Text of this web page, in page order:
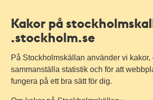
Kakor på
.stockholm.se
På Stockholmskällan använder vi kakor,
sammanställa statistik och för att
fungera på ett bra sätt för dig.